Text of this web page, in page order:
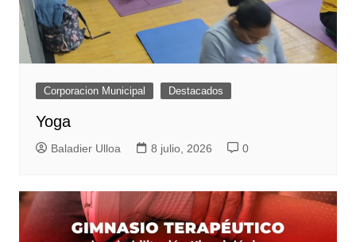
Corporacion Municipal Destacados
Yoga
Baladier Ulloa 8 julio, 2026 0